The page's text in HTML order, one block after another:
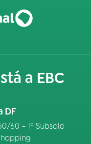
a EBC
DF
60 – 1º Subsolo